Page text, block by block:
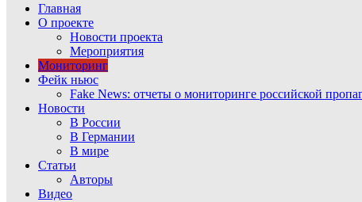
Главная
О проекте
Новости проекта
Мероприятия
Мониторинг
Фейк ньюс
Fake News: отчеты о мониторинге российской
Новости
В России
В Германии
В мире
Статьи
Авторы
Видео